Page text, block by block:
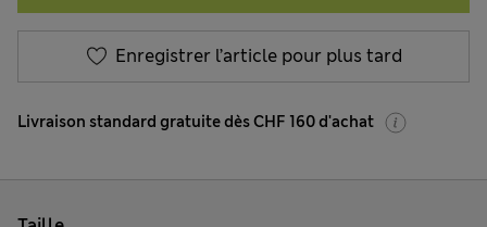
Enregistrer l’article pour plus tard
Livraison standard gratuite dès CHF 160 d'achat